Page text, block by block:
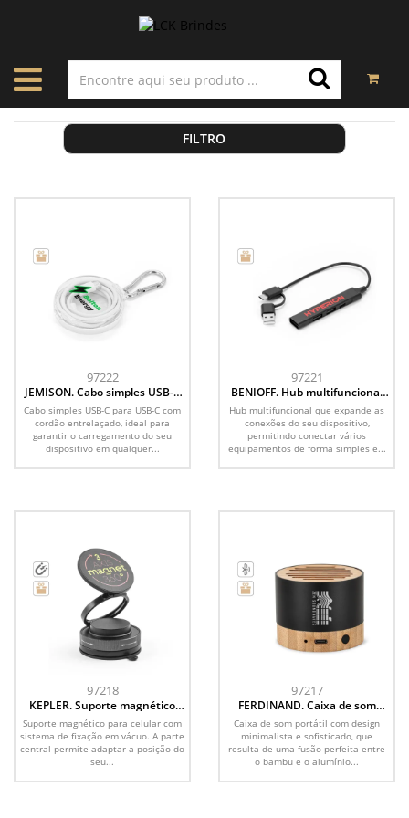
FILTRO
97222
JEMISON. Cabo simples USB-C
para USB-C com cordão
entrelaçado (60W)
Cabo simples USB-C para USB-C com
cordão entrelaçado, ideal para
garantir o carregamento do seu
dispositivo em qualquer...
97221
BENIOFF. Hub multifuncional
que expande as ligações do
seu dispositivo, em PET
reciclado (100% rPET) e
alumínio reciclado (100% rAL)
Hub multifuncional que expande as
conexões do seu dispositivo,
permitindo conectar vários
equipamentos de forma simples e...
97218
KEPLER. Suporte magnético
para celular com sistema de
fixação em vácuo para
superfícies lisas e não lisas
(rotação de 360º)
Suporte magnético para celular com
sistema de fixação em vácuo. A parte
central permite adaptar a posição do
seu...
97217
FERDINAND. Caixa de som
portátil em alumínio 100%
reciclado e bambu, com 3h de
autonomia
Caixa de som portátil com design
minimalista e sofisticado, que
resulta de uma fusão perfeita entre
o bambu e o alumínio...